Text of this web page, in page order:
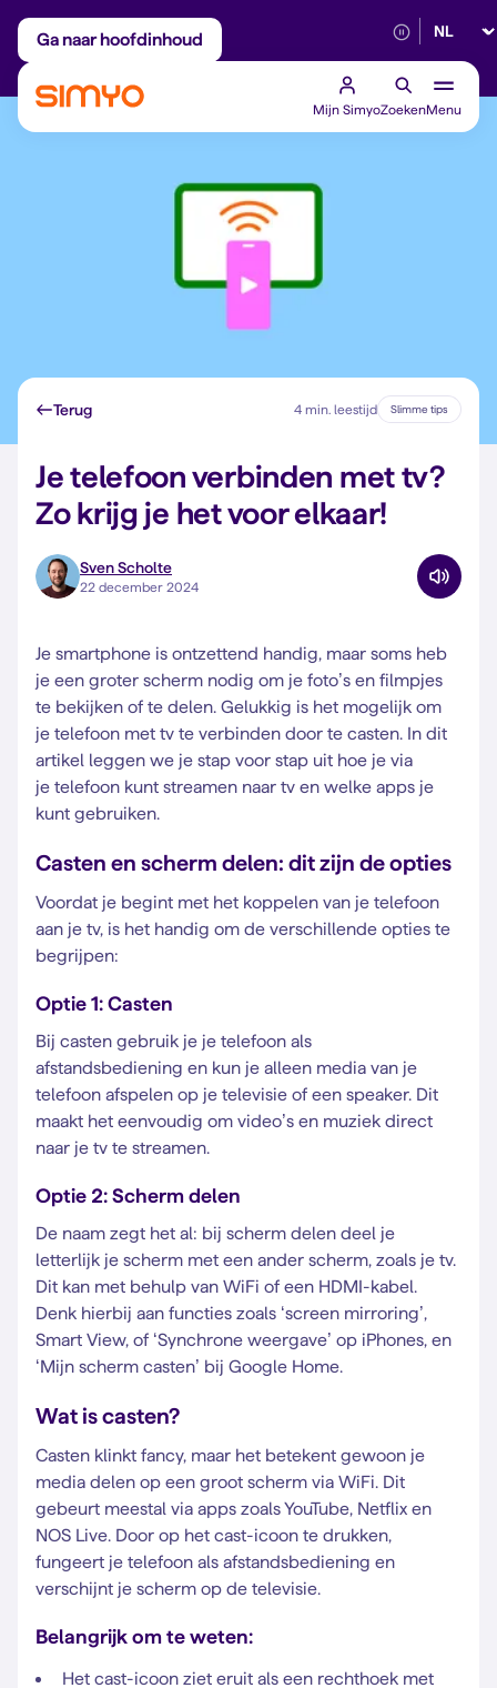
Ga naar hoofdinhoud
Maandelijks aanpasbaar Betrouwbaar
Mijn SimyoZoekenMenu
Terug 4 min. leestijd Slimme tips
Je telefoon verbinden met tv?
Zo krijg je het voor elkaar!
Sven Scholte
22 december 2024
Je smartphone is ontzettend handig, maar soms heb
je een groter scherm nodig om je foto’s en filmpjes
te bekijken of te delen. Gelukkig is het mogelijk om
je telefoon met tv te verbinden door te casten. In dit
artikel leggen we je stap voor stap uit hoe je via
je telefoon kunt streamen naar tv en welke apps je
kunt gebruiken.
Casten en scherm delen: dit zijn de opties
Voordat je begint met het koppelen van je telefoon
aan je tv, is het handig om de verschillende opties te
begrijpen:
Optie 1: Casten
Bij casten gebruik je je telefoon als
afstandsbediening en kun je alleen media van je
telefoon afspelen op je televisie of een speaker. Dit
maakt het eenvoudig om video’s en muziek direct
naar je tv te streamen.
Optie 2: Scherm delen
De naam zegt het al: bij scherm delen deel je
letterlijk je scherm met een ander scherm, zoals je tv.
Dit kan met behulp van WiFi of een HDMI-kabel.
Denk hierbij aan functies zoals ‘screen mirroring’,
Smart View, of ‘Synchrone weergave’ op iPhones, en
‘Mijn scherm casten’ bij Google Home.
Wat is casten?
Casten klinkt fancy, maar het betekent gewoon je
media delen op een groot scherm via WiFi. Dit
gebeurt meestal via apps zoals YouTube, Netflix en
NOS Live. Door op het cast-icoon te drukken,
fungeert je telefoon als afstandsbediening en
verschijnt je scherm op de televisie.
Belangrijk om te weten:
Het cast-icoon ziet eruit als een rechthoek met